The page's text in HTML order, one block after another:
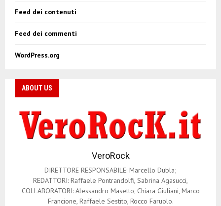
Feed dei contenuti
Feed dei commenti
WordPress.org
ABOUT US
VeroRock
DIRETTORE RESPONSABILE: Marcello Dubla;
REDATTORI: Raffaele Pontrandolfi, Sabrina Agasucci,
COLLABORATORI: Alessandro Masetto, Chiara Giuliani, Marco
Francione, Raffaele Sestito, Rocco Faruolo.